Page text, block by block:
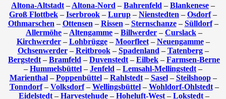
Altona-Altstadt – Altona-Nord – Bahrenfeld – Blankenese –
Groß Flottbek – Iserbrook – Lurup – Nienstedten – Osdorf–
Othmarschen – Ottensen – Rissen – Sternschanze– Sülldorf–
Allermöhe – Altengamme – Billwerder – Curslack –
Kirchwerder– Lohbrügge– Moorfleet– Neuengamme–
Ochsenwerder– Reitbrook– Spadenland – Tatenberg–
Bergstedt – Bramfeld – Duvenstedt – Eilbek – Farmsen-Berne
– Hummelsbüttel – Jenfeld – Lemsahl-Mellingstedt –
Marienthal– Poppenbüttel– Rahlstedt– Sasel– Steilshoop–
Tonndorf– Volksdorf– Wellingsbüttel– Wohldorf-Ohlstedt–
Eidelstedt – Harvestehude – Hoheluft-West – Lokstedt –